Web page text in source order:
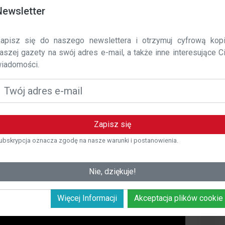
wejścia w życie: 01 / 11 / 2023 r.
polska-costa.com używamy plików cookie, aby poprawić
korzystania z naszej witryny. Niniejsza polityka określa,
sposób i dlaczego używamy plików cookie na polska-
Czym są pliki cookie?
urządzeniu użytkownika podczas odwiedzania strony
Te pliki cookie pozwalają nam rozpoznać
użytkownika i zapamiętać jego preferencje w celu
Więcej Informacji Akceptacja plików cookie
się do naszego newslettera i otrzymuj cyfrową
gazety na swój adres e-mail, a także inne interesujące
Zapisz się
oznacza zgodę na nasze warunki i postanowienia.
Nie, dziękuje!